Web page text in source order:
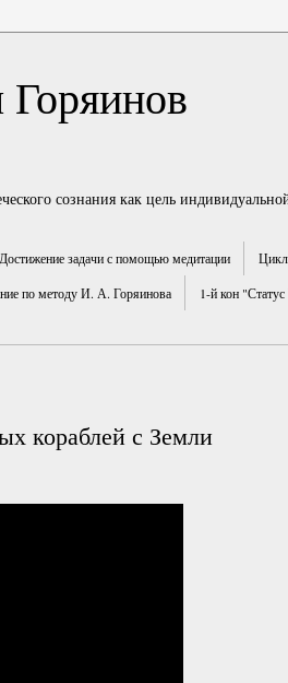
сознания как цель
Достижение задачи с помощью медитации
по методу И. А. Горяинова 1-й кон
кораблей с Земли